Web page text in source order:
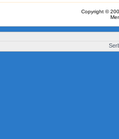
Copyright ©